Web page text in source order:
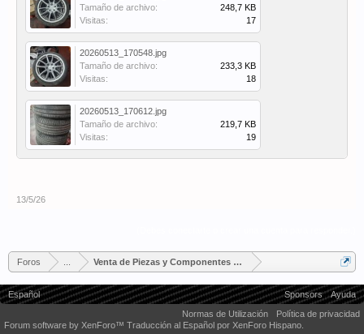
Tamaño de archivo:
248,7 KB
Visitas:
17
20260513_170548.jpg
Tamaño de archivo:
233,3 KB
Visitas:
18
20260513_170612.jpg
Tamaño de archivo:
219,7 KB
Visitas:
19
13/5/26
Foros Venta de Piezas y Componentes Porsche
Español Sponsors
Ayuda
Normas de Utilización
Política de privacidad
Forum software by XenForo™ Traducción al Español por XenForo Hispano.